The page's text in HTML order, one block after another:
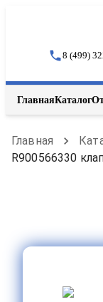
8 (499)
ГлавнаяКаталог
Главная
R900566330